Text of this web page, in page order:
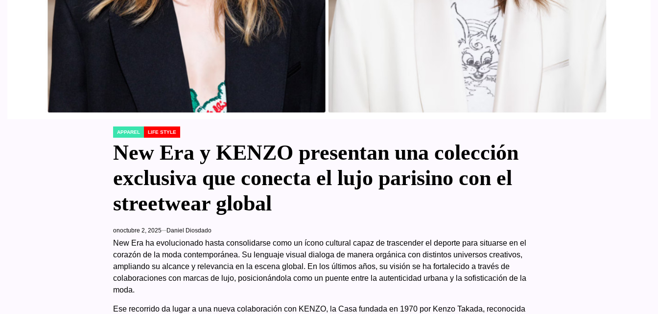
POSTED
APPAREL LIFE STYLE
New Era y KENZO presentan una colección
exclusiva que conecta el lujo parisino con el
streetwear global
onoctubre 2, 2025 Daniel Diosdado
New Era ha evolucionado hasta consolidarse como un ícono cultural capaz de trascender el deporte para situarse en el
corazón de la moda contemporánea. Su lenguaje visual dialoga de manera orgánica con distintos universos creativos,
ampliando su alcance y relevancia en la escena global. En los últimos años, su visión se ha fortalecido a través de
colaboraciones con marcas de lujo, posicionándola como un puente entre la autenticidad urbana y la sofisticación de la
moda.
Ese recorrido da lugar a una nueva colaboración con KENZO, la Casa fundada en 1970 por Kenzo Takada, reconocida